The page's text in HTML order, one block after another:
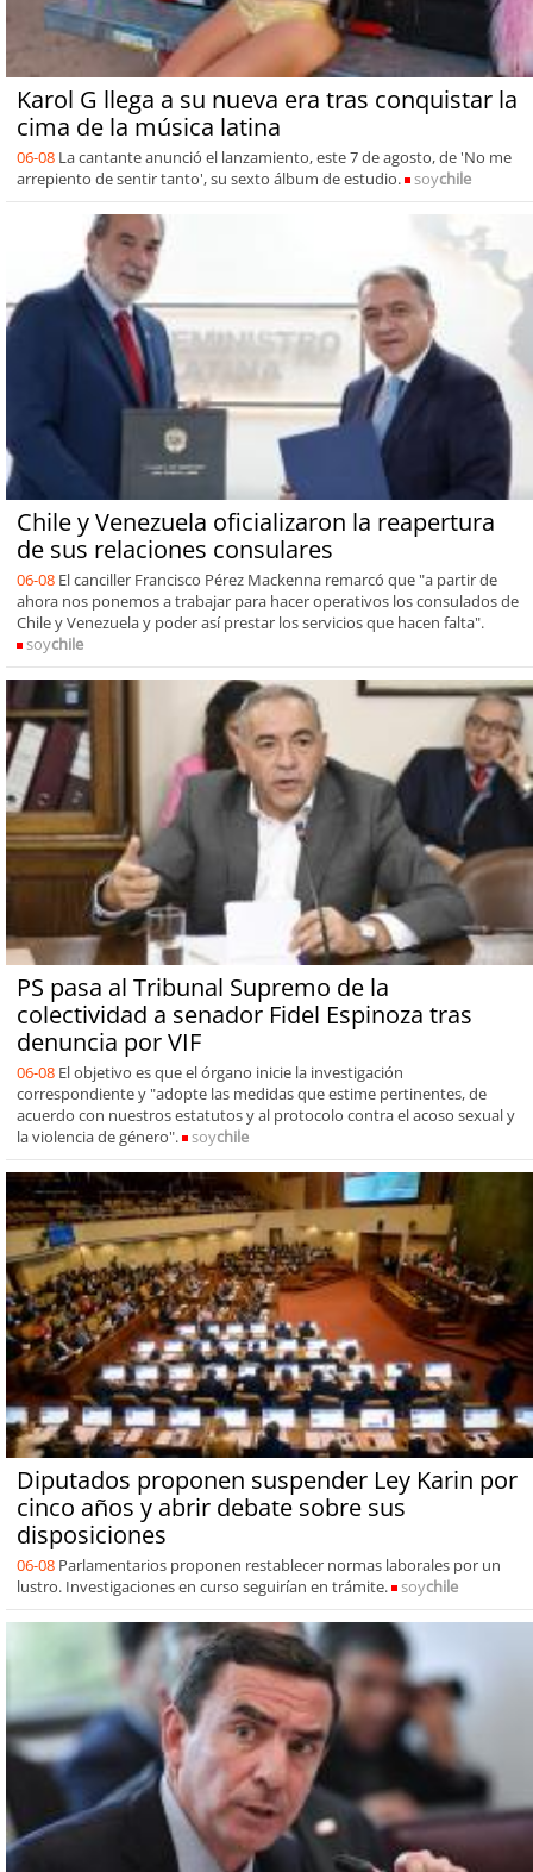
Karol G llega a su nueva era tras conquistar la
cima de la música latina
06-08 La cantante anunció el lanzamiento, este 7 de agosto, de 'No me
arrepiento de sentir tanto', su sexto álbum de estudio.
soychile
Chile y Venezuela oficializaron la reapertura
de sus relaciones consulares
06-08 El canciller Francisco Pérez Mackenna remarcó que "a partir de
ahora nos ponemos a trabajar para hacer operativos los consulados de
Chile y Venezuela y poder así prestar los servicios que hacen falta".
soychile
PS pasa al Tribunal Supremo de la
colectividad a senador Fidel Espinoza tras
denuncia por VIF
06-08 El objetivo es que el órgano inicie la investigación
correspondiente y "adopte las medidas que estime pertinentes, de
acuerdo con nuestros estatutos y al protocolo contra el acoso sexual y
la violencia de género".
soychile
Diputados proponen suspender Ley Karin por
cinco años y abrir debate sobre sus
disposiciones
06-08 Parlamentarios proponen restablecer normas laborales por un
lustro. Investigaciones en curso seguirían en trámite.
soychile